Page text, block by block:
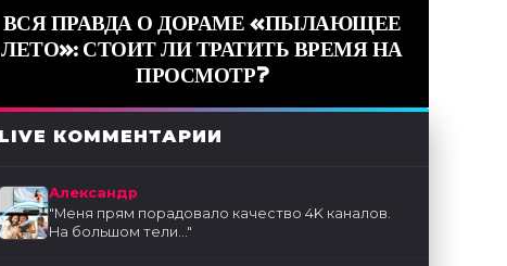
ВСЯ ПРАВДА О ДОРАМЕ «ПЫЛАЮЩЕЕ
ЛЕТО»: СТОИТ ЛИ ТРАТИТЬ ВРЕМЯ НА
ПРОСМОТР?
LIVE КОММЕНТАРИИ
Александр
"Меня прям порадовало качество 4K каналов.
На большом тели..."